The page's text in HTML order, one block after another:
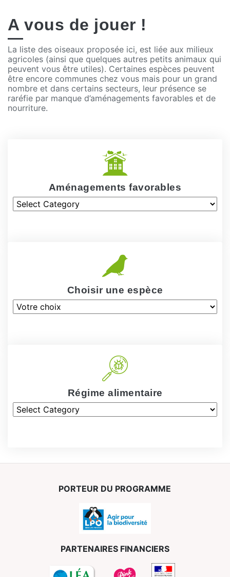
A vous de jouer !
La liste des oiseaux proposée ici, est liée aux milieux
agricoles (ainsi que quelques autres petits animaux qui
peuvent vous être utiles). Certaines espèces peuvent
être encore communes chez vous mais pour un grand
nombre et dans certains secteurs, leur présence se
raréfie par manque d’aménagements favorables et de
nourriture.
Aménagements favorables
Choisir une espèce
Régime alimentaire
PORTEUR DU PROGRAMME
PARTENAIRES FINANCIERS